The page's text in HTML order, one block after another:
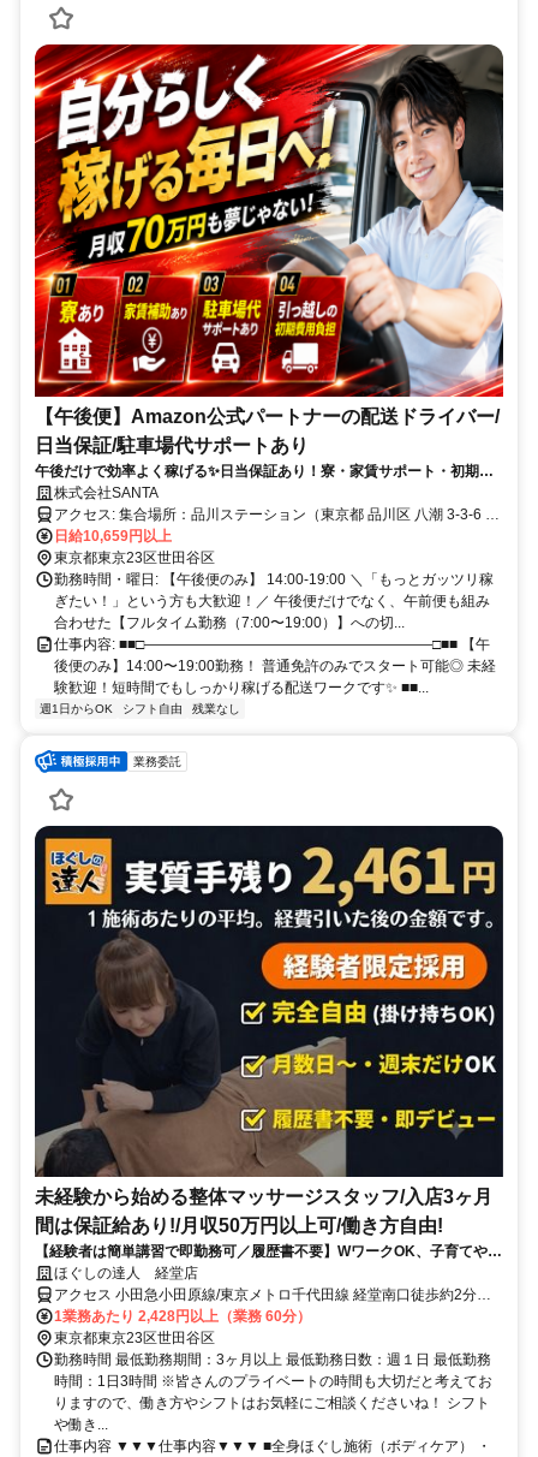
【午後便】Amazon公式パートナーの配送ドライバー/
日当保証/駐車場代サポートあり
午後だけで効率よく稼げる✨日当保証あり！寮・家賃サポート・初期費
用立替あり⭐未経験歓迎◎Amazon公式パートナー！
株式会社SANTA
アクセス: 集合場所：品川ステーション（東京都 品川区 八潮 3-3-6 東
京レールゲート EAST 1階）
日給10,659円以上
東京都東京23区世田谷区
勤務時間・曜日: 【午後便のみ】 14:00-19:00 ＼「もっとガッツリ稼
ぎたい！」という方も大歓迎！／ 午後便だけでなく、午前便も組み
合わせた【フルタイム勤務（7:00〜19:00）】への切...
仕事内容: ■■□————————————————————□■■ 【午
後便のみ】14:00〜19:00勤務！ 普通免許のみでスタート可能◎ 未経
験歓迎！短時間でもしっかり稼げる配送ワークです✨ ■■...
週1日からOK シフト自由 残業なし
業務委託
未経験から始める整体マッサージスタッフ/入店3ヶ月
間は保証給あり!/月収50万円以上可/働き方自由!
【経験者は簡単講習で即勤務可／履歴書不要】WワークOK、子育てや介
護、他の仕事をしながら自分に合った働き方をしている方が活躍中
ほぐしの達人 経堂店
アクセス 小田急小田原線/東京メトロ千代田線 経堂南口徒歩約2分、
東急世田谷線 宮の坂出入口2(下高井戸方面)徒歩約11分、東急世田谷
線 山下（東京都）出入口1徒歩約13分 経堂駅徒歩2分
1業務あたり 2,428円以上（業務 60分）
東京都東京23区世田谷区
勤務時間 最低勤務期間：3ヶ月以上 最低勤務日数：週１日 最低勤務
時間：1日3時間 ※皆さんのプライベートの時間も大切だと考えてお
りますので、働き方やシフトはお気軽にご相談くださいね！ シフト
や働き...
仕事内容 ▼▼▼仕事内容▼▼▼ ■全身ほぐし施術（ボディケア） ・